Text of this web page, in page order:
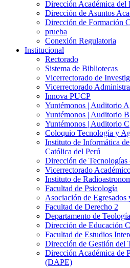
Dirección Académica del
Dirección de Asuntos
Dirección de Formación
prueba
Conexión Regulatoria
Institucional
Rectorado
Sistema de Bibliotecas
Vicerrectorado de
Vicerrectorado
Innova PUCP
Yuntémonos | Auditorio A
Yuntémonos | Auditorio B
Yuntémonos | Auditorio C
Coloquio Tecnología y
Instituto de Informática
Católica del Perú
Dirección de Tecnologías
Vicerrectorado
Instituto de
Facultad de Psicología
Asociación de Egresados
Facultad de Derecho 2
Departamento de Teología
Dirección de Educación
Facultad de Estudios
Dirección de Gestión del
Dirección Académica de
(DAPE)